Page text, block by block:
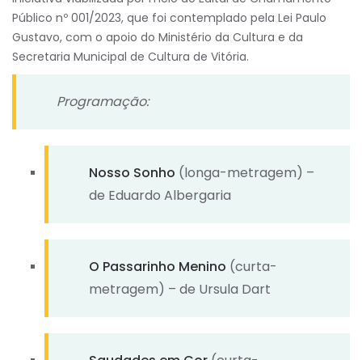
Público nº 001/2023, que foi contemplado pela Lei Paulo
Gustavo, com o apoio do Ministério da Cultura e da
Secretaria Municipal de Cultura de Vitória.
Programação:
Nosso Sonho (longa-metragem) –
de Eduardo Albergaria
O Passarinho Menino (curta-
metragem) – de Ursula Dart